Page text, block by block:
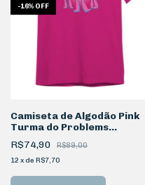
-16% OFF
Camiseta de Algodão Pink
Turma do Problems
Personagem Melzinha
R$74,90 R$89,00
12 x de R$7,70